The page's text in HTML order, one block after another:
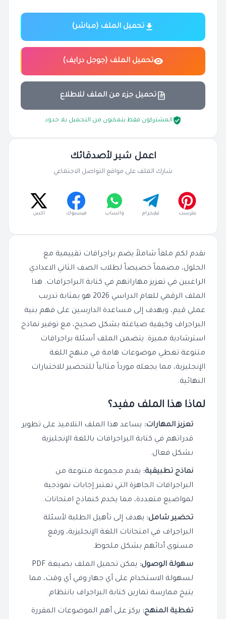
نقدم لكم ملفاً شاملاً يضم براجرافات تقييمية مع
الحلول، مصمماً خصيصاً لطلاب الصف الثاني الاعدادي
الراغبين في تعزيز مهاراتهم في كتابة البراجرافات. هذا
الملف الرقمي للعام الدراسي 2026 هو بمثابة تدريب
عملي قيم، ويهدف إلى مساعدة الدارسين على فهم بنية
البراجراف وكيفية صياغته بشكل صحيح، مع توفير نماذج
استرشادية مميزة. يتضمن الملف أسئلة براجرافات
متنوعة تغطي موضوعات هامة في منهج اللغة
الإنجليزية، مما يجعله مورداً مثالياً للتحضير للاختبارات
النهائية.
لماذا هذا الملف مفيد؟
تعزيز المهارات: يساعد هذا الملف التلاميذ على تطوير
قدراتهم في كتابة البراجرافات باللغة الإنجليزية
بشكل فعال.
نماذج تطبيقية: يقدم مجموعة متنوعة من
البراجرافات الجاهزة التي تعتبر إجابات نموذجية
لمواضيع متعددة، مما يخدم كنماذج امتحانات.
تحضير شامل: يهدف إلى تأهيل الطلبة لأسئلة
البراجراف في امتحانات اللغة الإنجليزية، ورفع
مستوى أدائهم بشكل ملحوظ.
سهولة الوصول:
يمكن تحميل الملف بصيغة PDF
لسهولة الاستخدام على أي جهاز وفي أي وقت، مما
يتيح ممارسة تمارين كتابة البراجراف بانتظام.
تغطية المنهج: يركز على أهم الموضوعات المقررة
تحميل الملف (مباشر)
تحميل الملف (جوجل درايف)
تحميل جزء من الملف للاطلاع
المشتركون فقط يتمكنون من التحميل بلا حدود
اعمل شير لأصدقائك
شارك الملف على مواقع التواصل الاجتماعي
بنترست تيليجرام واتساب فيسبوك اكس